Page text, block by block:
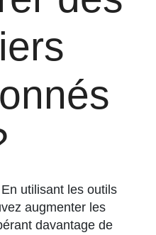
utilisant les outils
augmenter les
davantage de